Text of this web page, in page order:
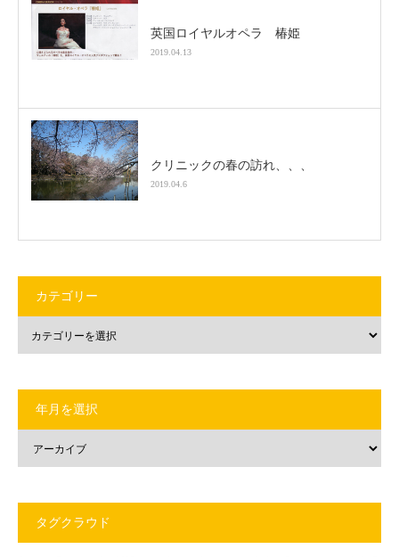
英国ロイヤルオペラ 椿姫
2019.04.13
クリニックの春の訪れ、、、
2019.04.6
カテゴリー
年月を選択
タグクラウド